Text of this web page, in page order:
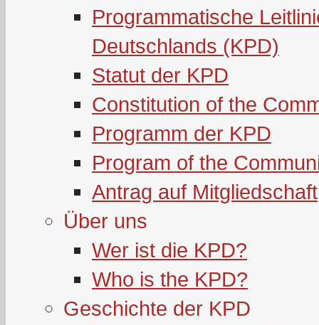
Programmatische
Deutschlands (KPD)
Statut der KPD
Constitution of the
Programm der KPD
Program of the
Antrag auf Mitgliedschaft
Über uns
Wer ist die KPD?
Who is the KPD?
Geschichte der KPD